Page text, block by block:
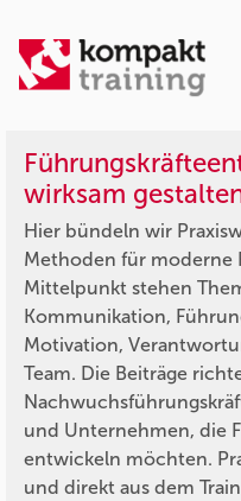
wirksam
Hier bündeln wir
Methoden für moderne
Mittelpunkt stehen
Kommunikation,
Motivation,
Team. Die Beiträge
und Unternehmen, die
entwickeln möchten.
und direkt aus dem